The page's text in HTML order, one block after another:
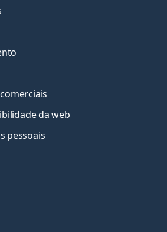
da web
pessoais